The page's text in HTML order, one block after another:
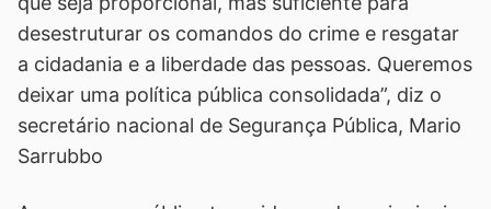
desestruturar os comandos do crime e resgatar
a cidadania e a liberdade das pessoas. Queremos
deixar uma política pública consolidada”, diz o
secretário nacional de Segurança Pública, Mario
Sarrubbo